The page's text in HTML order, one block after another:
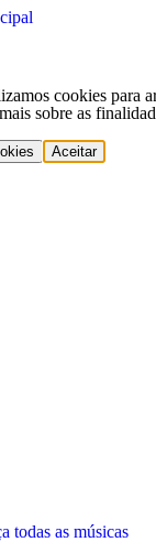
cookies para
sobre as
Aceitar
todas as músicas